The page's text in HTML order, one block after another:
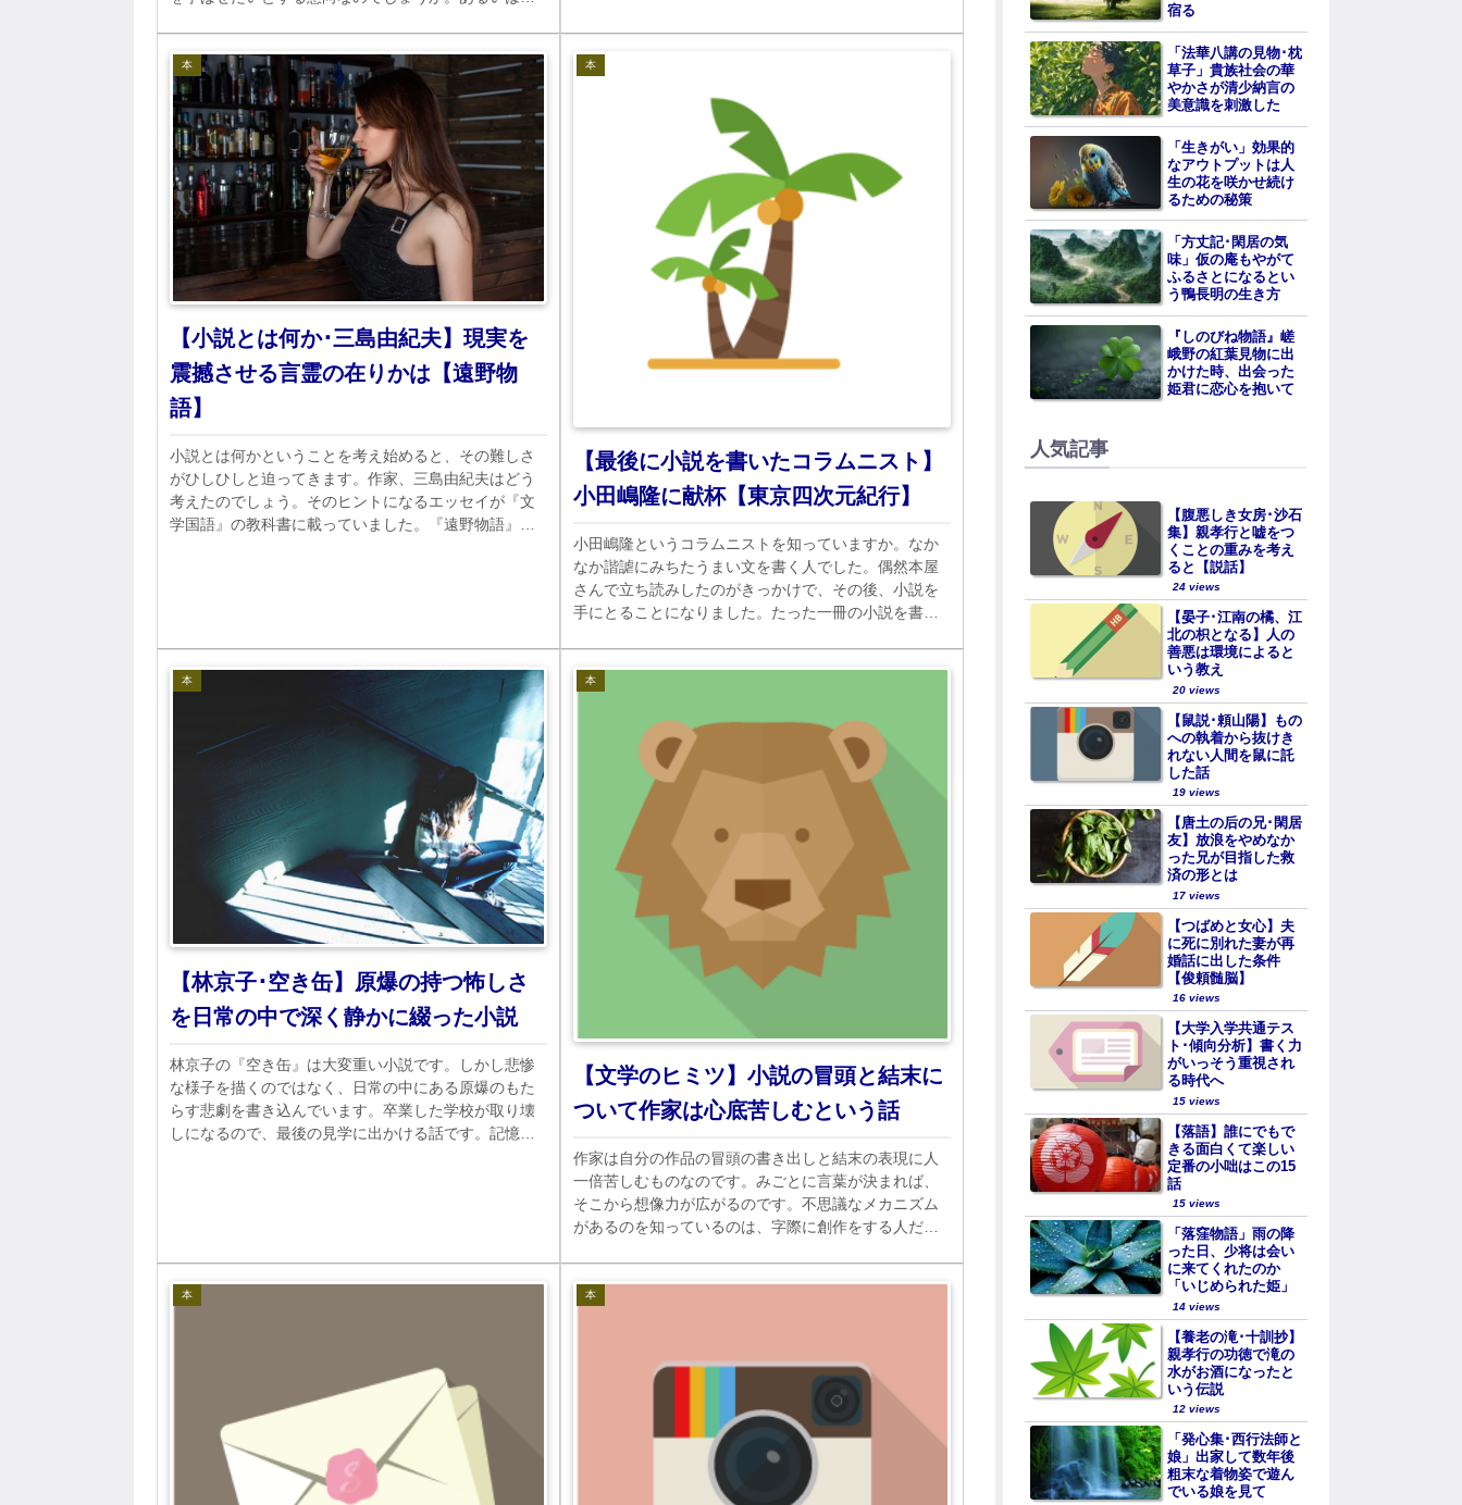
本
【小説とは何か･三島由紀夫】現実を
震撼させる言霊の在りかは【遠野物
語】
小説とは何かということを考え始めると、その難しさ
がひしひしと迫ってきます。作家、三島由紀夫はどう
考えたのでしょう。そのヒントになるエッセイが『文
学国語』の教科書に載っていました。『遠野物語』に
本
【最後に小説を書いたコラムニスト】
小田嶋隆に献杯【東京四次元紀行】
小田嶋隆というコラムニストを知っていますか。なか
なか諧謔にみちたうまい文を書く人でした。偶然本屋
さんで立ち読みしたのがきっかけで、その後、小説を
手にとることになりました。たった一冊の小説を書い
本
【林京子･空き缶】原爆の持つ怖しさ
を日常の中で深く静かに綴った小説
林京子の『空き缶』は大変重い小説です。しかし悲惨
な様子を描くのではなく、日常の中にある原爆のもた
らす悲劇を書き込んでいます。卒業した学校が取り壊
しになるので、最後の見学に出かける話です。記憶の
本
【文学のヒミツ】小説の冒頭と結末に
ついて作家は心底苦しむという話
作家は自分の作品の冒頭の書き出しと結末の表現に人
一倍苦しむものなのです。みごとに言葉が決まれば、
そこから想像力が広がるのです。不思議なメカニズム
があるのを知っているのは、字際に創作をする人だけ
本 本
宿る
「法華八講の見物･枕
草子」貴族社会の華
やかさが清少納言の
美意識を刺激した
「生きがい」効果的
なアウトプットは人
生の花を咲かせ続け
るための秘策
「方丈記･閑居の気
味」仮の庵もやがて
ふるさとになるとい
う鴨長明の生き方
『しのびね物語』嵯
峨野の紅葉見物に出
かけた時、出会った
姫君に恋心を抱いて
人気記事
【腹悪しき女房･沙石
集】親孝行と嘘をつ
くことの重みを考え
ると【説話】
24 views
【晏子･江南の橘、江
北の枳となる】人の
善悪は環境によると
いう教え
20 views
【鼠説･頼山陽】もの
への執着から抜けき
れない人間を鼠に託
した話
19 views
【唐土の后の兄･閑居
友】放浪をやめなか
った兄が目指した救
済の形とは
17 views
【つばめと女心】夫
に死に別れた妻が再
婚話に出した条件
【俊頼髄脳】
16 views
【大学入学共通テス
ト･傾向分析】書く力
がいっそう重視され
る時代へ
15 views
【落語】誰にでもで
きる面白くて楽しい
定番の小咄はこの15
話
15 views
「落窪物語」雨の降
った日、少将は会い
に来てくれたのか
「いじめられた姫」
14 views
【養老の滝･十訓抄】
親孝行の功徳で滝の
水がお酒になったと
いう伝説
12 views
「発心集･西行法師と
娘」出家して数年後
粗末な着物姿で遊ん
でいる娘を見て